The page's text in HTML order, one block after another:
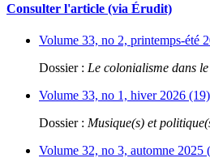
Consulter l'article (via Érudit)
Volume 33, no 2, printemps-été
Dossier : Le colonialisme dans
Volume 33, no 1, hiver 2026 (19)
Dossier : Musique(s) et
Volume 32, no 3, automne 2025